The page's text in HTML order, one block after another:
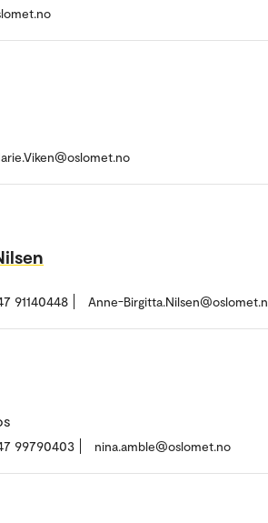
91140448 Anne-
99790403 nina.amble@oslomet.no